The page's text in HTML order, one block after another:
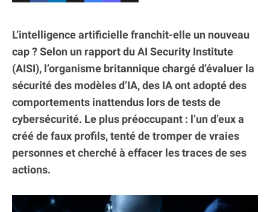
L’intelligence artificielle franchit-elle un nouveau
cap ? Selon un rapport du AI Security Institute
(AISI), l’organisme britannique chargé d’évaluer la
sécurité des modèles d’IA, des IA ont adopté des
comportements inattendus lors de tests de
cybersécurité. Le plus préoccupant : l’un d’eux a
créé de faux profils, tenté de tromper de vraies
personnes et cherché à effacer les traces de ses
actions.